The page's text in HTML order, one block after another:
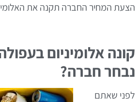
הצעת המחיר החברה תקנה את
קונה אלומיניום
נבחר חברה?
לפני שאתם